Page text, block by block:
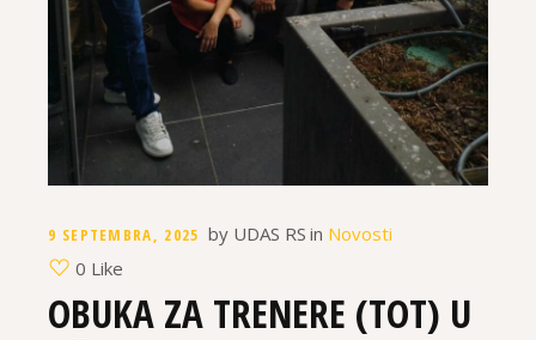
9 SEPTEMBRA, 2025 by UDAS RS in Novosti
0 Like
OBUKA ZA TRENERE (TOT) U